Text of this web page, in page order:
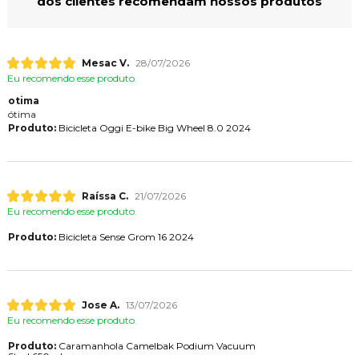
Mesac V. 28/07/2026
Eu recomendo esse produto.
otima
ótima
Produto:Bicicleta Oggi E-bike Big Wheel 8.0 2024
Raíssa C. 21/07/2026
Eu recomendo esse produto.
Produto:Bicicleta Sense Grom 16 2024
Jose A. 13/07/2026
Eu recomendo esse produto.
Produto:Caramanhola Camelbak Podium Vacuum